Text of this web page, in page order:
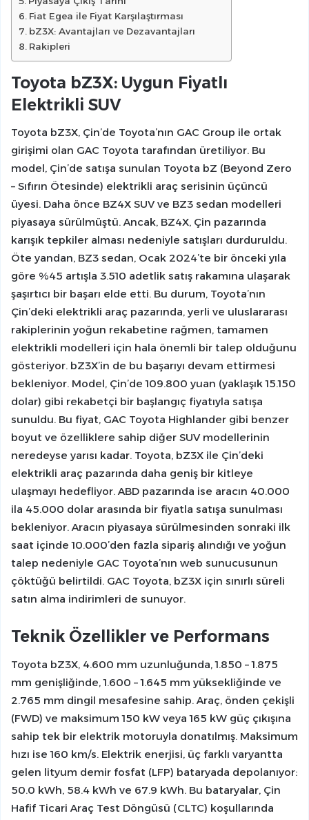
Fiat Egea ile Fiyat Karşılaştırması
bZ3X: Avantajları ve Dezavantajları
Rakipleri
Toyota bZ3X: Uygun Fiyatlı
Elektrikli SUV
Toyota bZ3X, Çin’de Toyota’nın GAC Group ile ortak
girişimi olan GAC Toyota tarafından üretiliyor. Bu
model, Çin’de satışa sunulan Toyota bZ (Beyond Zero
– Sıfırın Ötesinde) elektrikli araç serisinin üçüncü
üyesi. Daha önce BZ4X SUV ve BZ3 sedan modelleri
piyasaya sürülmüştü. Ancak, BZ4X, Çin pazarında
karışık tepkiler alması nedeniyle satışları durduruldu.
Öte yandan, BZ3 sedan, Ocak 2024’te bir önceki yıla
göre %45 artışla 3.510 adetlik satış rakamına ulaşarak
şaşırtıcı bir başarı elde etti. Bu durum, Toyota’nın
Çin’deki elektrikli araç pazarında, yerli ve uluslararası
rakiplerinin yoğun rekabetine rağmen, tamamen
elektrikli modelleri için hala önemli bir talep olduğunu
gösteriyor. bZ3X’in de bu başarıyı devam ettirmesi
bekleniyor. Model, Çin’de 109.800 yuan (yaklaşık 15.150
dolar) gibi rekabetçi bir başlangıç fiyatıyla satışa
sunuldu. Bu fiyat, GAC Toyota Highlander gibi benzer
boyut ve özelliklere sahip diğer SUV modellerinin
neredeyse yarısı kadar. Toyota, bZ3X ile Çin’deki
elektrikli araç pazarında daha geniş bir kitleye
ulaşmayı hedefliyor. ABD pazarında ise aracın 40.000
ila 45.000 dolar arasında bir fiyatla satışa sunulması
bekleniyor. Aracın piyasaya sürülmesinden sonraki ilk
saat içinde 10.000’den fazla sipariş alındığı ve yoğun
talep nedeniyle GAC Toyota’nın web sunucusunun
çöktüğü belirtildi. GAC Toyota, bZ3X için sınırlı süreli
satın alma indirimleri de sunuyor.
Teknik Özellikler ve Performans
Toyota bZ3X, 4.600 mm uzunluğunda, 1.850 – 1.875
mm genişliğinde, 1.600 – 1.645 mm yüksekliğinde ve
2.765 mm dingil mesafesine sahip. Araç, önden çekişli
(FWD) ve maksimum 150 kW veya 165 kW güç çıkışına
sahip tek bir elektrik motoruyla donatılmış. Maksimum
hızı ise 160 km/s. Elektrik enerjisi, üç farklı varyantta
gelen lityum demir fosfat (LFP) bataryada depolanıyor:
50.0 kWh, 58.4 kWh ve 67.9 kWh. Bu bataryalar, Çin
Hafif Ticari Araç Test Döngüsü (CLTC) koşullarında